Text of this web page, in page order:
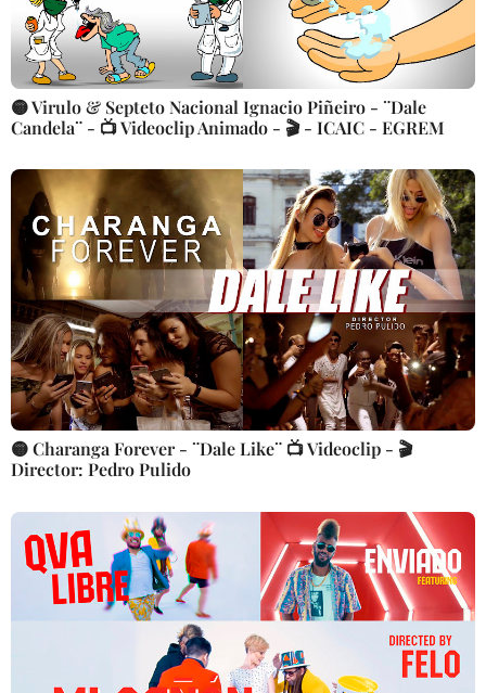
🟡 Virulo & Septeto Nacional Ignacio Piñeiro - ¨Dale
Candela¨ - 📺 Videoclip Animado - 🎬 - ICAIC - EGREM
🟡 Charanga Forever - ¨Dale Like¨ 📺 Videoclip - 🎬
Director: Pedro Pulido